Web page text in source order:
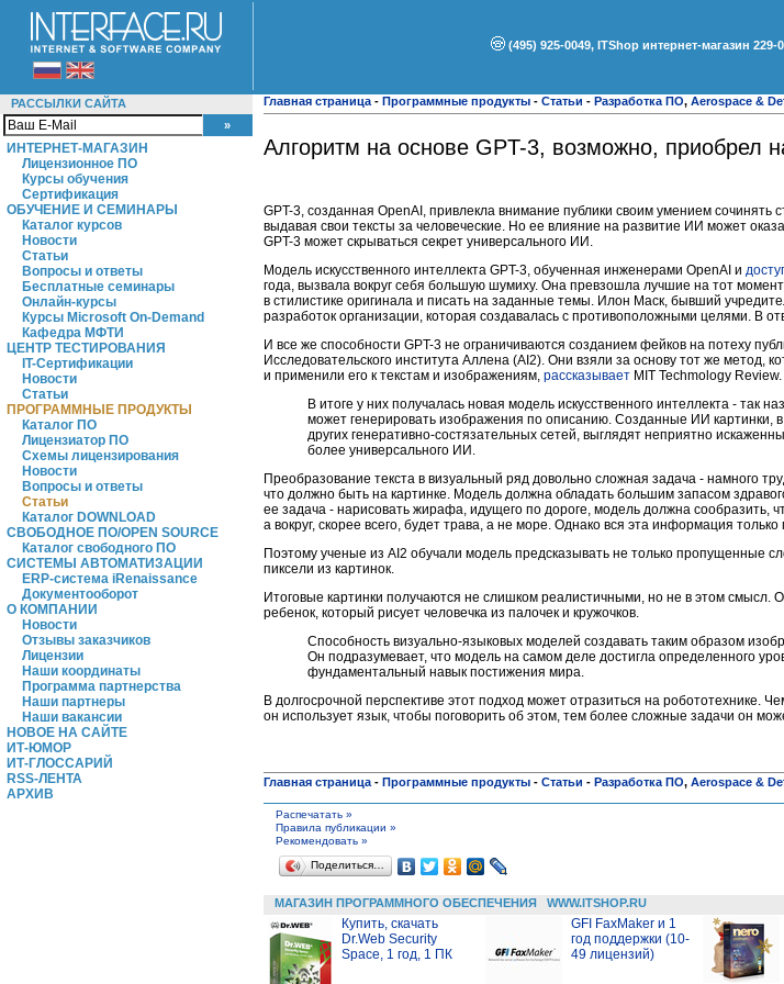
(495) 925-0049, ITShop интернет-магазин
РАССЫЛКИ САЙТА
ИНТЕРНЕТ-МАГАЗИН
Лицензионное ПО
Курсы обучения
Сертификация
ОБУЧЕНИЕ И СЕМИНАРЫ
Каталог курсов
Новости
Статьи
Вопросы и ответы
Бесплатные семинары
Онлайн-курсы
Курсы Microsoft On-Demand
Кафедра МФТИ
ЦЕНТР ТЕСТИРОВАНИЯ
IT-Сертификации
Новости
Статьи
ПРОГРАММНЫЕ ПРОДУКТЫ
Каталог ПО
Лицензиатор ПО
Схемы лицензирования
Новости
Вопросы и ответы
Статьи
Каталог DOWNLOAD
СВОБОДНОЕ ПО/OPEN SOURCE
Каталог свободного ПО
СИСТЕМЫ АВТОМАТИЗАЦИИ
ERP-система iRenaissance
Документооборот
О КОМПАНИИ
Новости
Отзывы заказчиков
Лицензии
Наши координаты
Программа партнерства
Наши партнеры
Наши вакансии
НОВОЕ НА САЙТЕ
ИТ-ЮМОР
ИТ-ГЛОССАРИЙ
RSS-ЛЕНТА
АРХИВ
Главная страница - Программные продукты - Статьи - Разработка ПО, Aerospace &
Алгоритм на основе GPT-3, возможно, приобрел
GPT-3, созданная OpenAI, привлекла внимание публики своим умением сочинять
выдавая свои тексты за человеческие. Но ее влияние на развитие ИИ может
GPT-3 может скрываться секрет универсального ИИ.
Модель искусственного интеллекта GPT-3, обученная инженерами OpenAI и
года, вызвала вокруг себя большую шумиху. Она превзошла лучшие на тот
в стилистике оригинала и писать на заданные темы. Илон Маск, бывший
разработок организации, которая создавалась с противоположными целями. В
И все же способности GPT-3 не ограничиваются созданием фейков на потеху
Исследовательского института Аллена (AI2). Они взяли за основу тот же метод,
и применили его к текстам и изображениям, рассказывает MIT Techmology Review.
В итоге у них получалась новая модель искусственного интеллекта - так
может генерировать изображения по описанию. Созданные ИИ картинки,
других генеративно-состязательных сетей, выглядят неприятно
более универсального ИИ.
Преобразование текста в визуальный ряд довольно сложная задача - намного
что должно быть на картинке. Модель должна обладать большим запасом
ее задача - нарисовать жирафа, идущего по дороге, модель должна сообразить,
а вокруг, скорее всего, будет трава, а не море. Однако вся эта информация только
Поэтому ученые из AI2 обучали модель предсказывать не только пропущенные
пиксели из картинок.
Итоговые картинки получаются не слишком реалистичными, но не в этом смысл.
ребенок, который рисует человечка из палочек и кружочков.
Способность визуально-языковых моделей создавать таким образом
Он подразумевает, что модель на самом деле достигла определенного
фундаментальный навык постижения мира.
В долгосрочной перспективе этот подход может отразиться на робототехнике.
он использует язык, чтобы поговорить об этом, тем более сложные задачи он
Главная страница - Программные продукты - Статьи - Разработка ПО, Aerospace &
Распечатать »
Правила публикации »
Рекомендовать »
Поделиться…
МАГАЗИН ПРОГРАММНОГО ОБЕСПЕЧЕНИЯ WWW.ITSHOP.RU
Купить, скачать
Dr.Web Security
Space, 1 год, 1 ПК
GFI FaxMaker и 1
год поддержки (10-
49 лицензий)